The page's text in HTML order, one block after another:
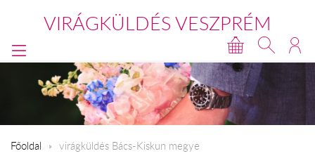
VIRÁGKÜLDÉS VESZPRÉM
Főoldal virágküldés Bács-Kiskun megye